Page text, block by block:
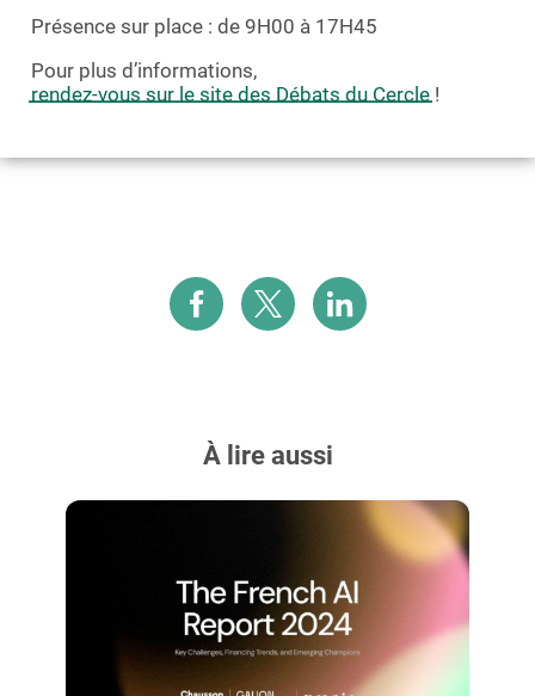
Présence sur place : de 9H00 à 17H45
Pour plus d’informations,
rendez-vous sur le site des Débats du Cercle !
À lire aussi